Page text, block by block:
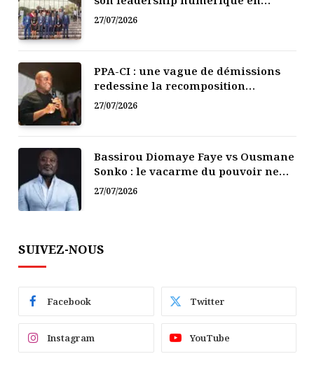
Afrique
27/07/2026
PPA-CI : une vague de démissions
redessine la recomposition
politique
27/07/2026
Bassirou Diomaye Faye vs Ousmane
Sonko : le vacarme du pouvoir ne
doit pas faire oublier les liens de la
Fraternité
27/07/2026
SUIVEZ-NOUS
Facebook Twitter
Instagram YouTube